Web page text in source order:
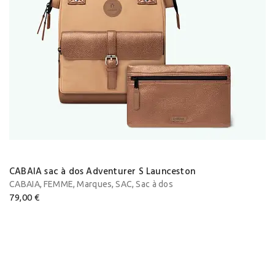
CABAIA sac à dos Adventurer S Launceston
CABAIA, FEMME,Marques,SAC,Sac à dos
79,00 €